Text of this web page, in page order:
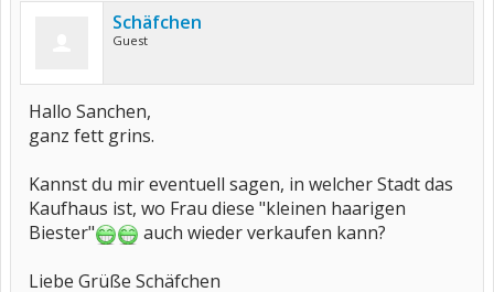
Schäfchen
Guest
Hallo Sanchen,
ganz fett grins.
Kannst du mir eventuell sagen, in welcher Stadt das
Kaufhaus ist, wo Frau diese "kleinen haarigen
Biester"
auch wieder verkaufen kann?
Liebe Grüße Schäfchen